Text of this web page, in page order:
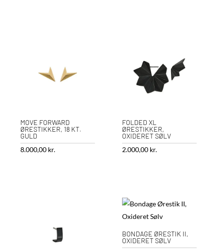
MOVE FORWARD
ØRESTIKKER, 18 KT.
GULD
8.000,00 kr.
FOLDED XL
ØRESTIKKER,
OXIDERET SØLV
2.000,00 kr.
BONDAGE ØRESTIK II,
OXIDERET SØLV